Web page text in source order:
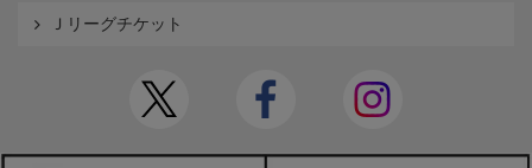
Ｊリーグチケット